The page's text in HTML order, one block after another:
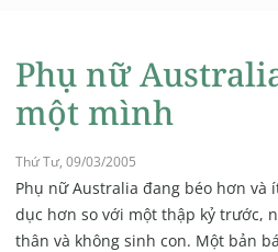
Phụ nữ
một mình
Thứ Tư, 09/03/2005
Phụ nữ Australia đang béo hơn
dục hơn so với một thập kỷ trước,
thân và không sinh con. Một bản